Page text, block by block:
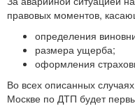
правовых моментов,
определения
размера ущерба;
оформления
Во всех описанных
Москве по ДТП будет